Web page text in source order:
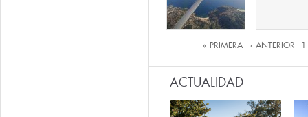
« PRIMERA ‹ ANTERIOR 1
ACTUALIDAD